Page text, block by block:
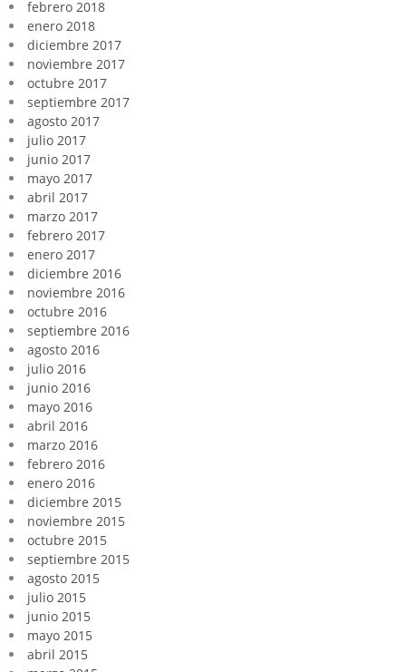
febrero 2018
enero 2018
diciembre 2017
noviembre 2017
octubre 2017
septiembre 2017
agosto 2017
julio 2017
junio 2017
mayo 2017
abril 2017
marzo 2017
febrero 2017
enero 2017
diciembre 2016
noviembre 2016
octubre 2016
septiembre 2016
agosto 2016
julio 2016
junio 2016
mayo 2016
abril 2016
marzo 2016
febrero 2016
enero 2016
diciembre 2015
noviembre 2015
octubre 2015
septiembre 2015
agosto 2015
julio 2015
junio 2015
mayo 2015
abril 2015